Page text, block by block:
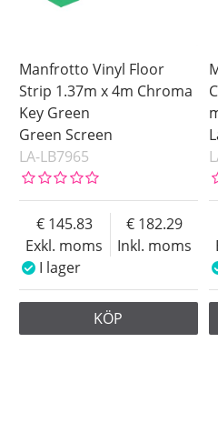
Manfrotto Vinyl Floor
Strip 1.37m x 4m Chroma
Key Green
Green Screen
LA-LB7965
Exkl. moms
145.83
Inkl. moms
182.29
I lager
KÖP